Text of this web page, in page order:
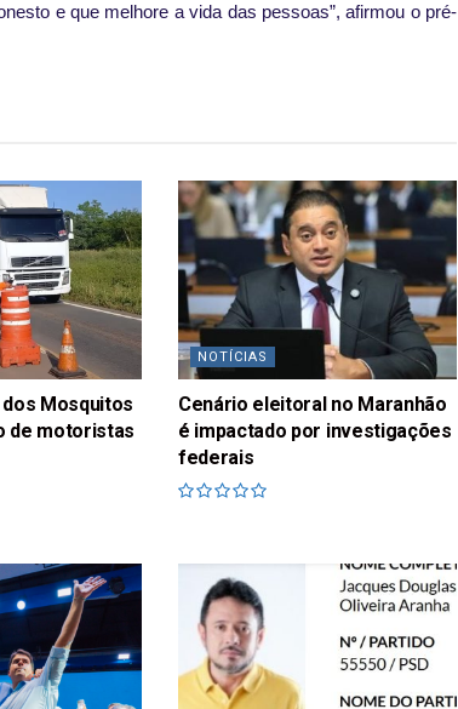
e que melhore a vida das pessoas”, afirmou o pré-
Mosquitos
de motoristas
NOTÍCIAS
Cenário eleitoral no Maranhão
é impactado por investigações
federais